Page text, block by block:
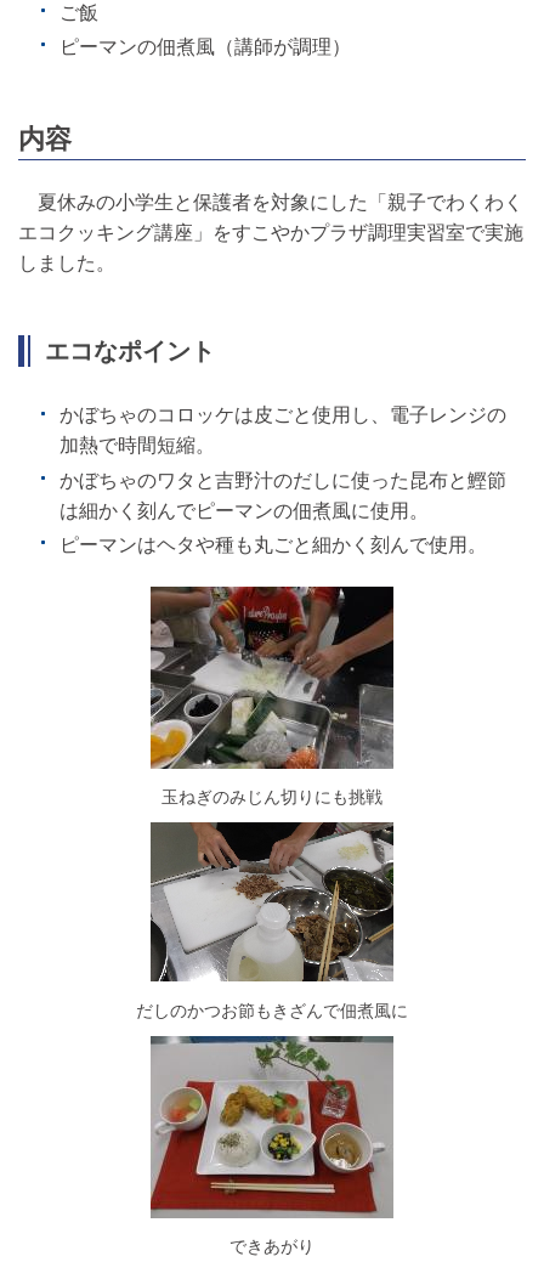
ご飯
ピーマンの佃煮風（講師が調理）
内容
夏休みの小学生と保護者を対象にした「親子でわくわく
エコクッキング講座」をすこやかプラザ調理実習室で実施
しました。
エコなポイント
かぼちゃのコロッケは皮ごと使用し、電子レンジの
加熱で時間短縮。
かぼちゃのワタと吉野汁のだしに使った昆布と鰹節
は細かく刻んでピーマンの佃煮風に使用。
ピーマンはヘタや種も丸ごと細かく刻んで使用。
玉ねぎのみじん切りにも挑戦
だしのかつお節もきざんで佃煮風に
できあがり